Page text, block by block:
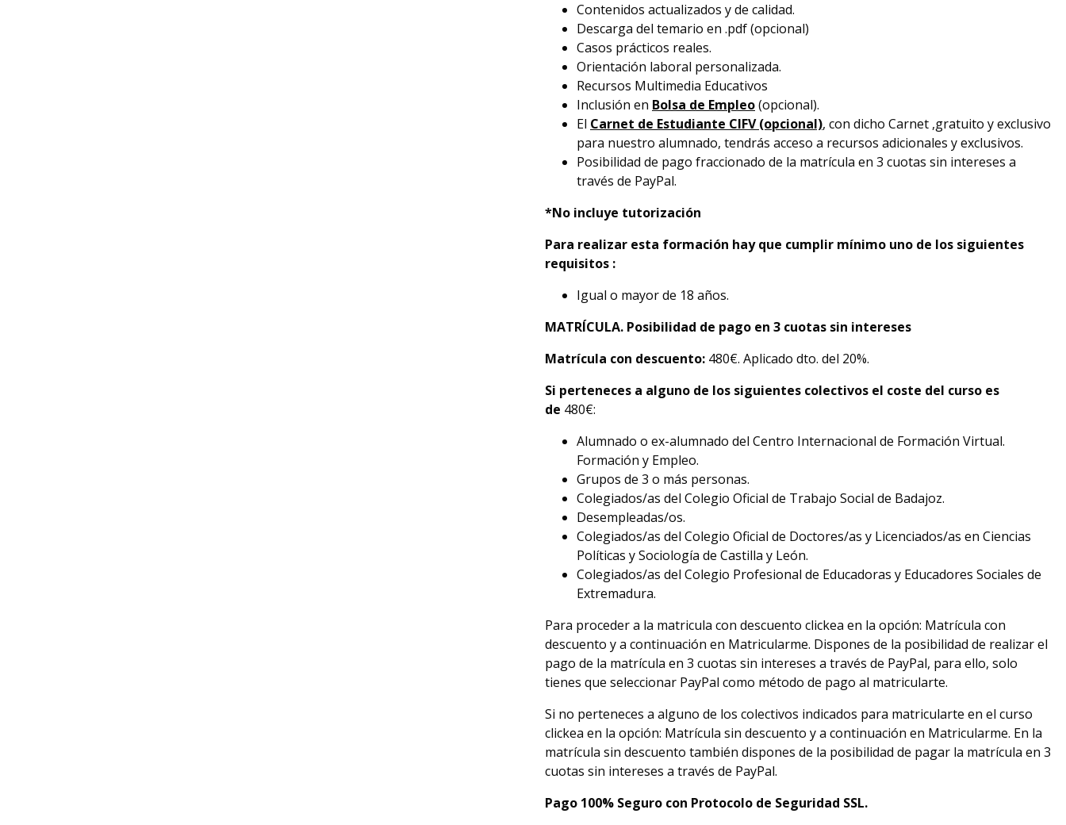
Contenidos actualizados y de calidad.
Descarga del temario en .pdf (opcional)
Casos prácticos reales.
Orientación laboral personalizada.
Recursos Multimedia Educativos
Inclusión en Bolsa de Empleo(opcional).
El Carnet de Estudiante CIFV (opcional), con dicho Carnet ,gratuito y exclusivo
para nuestro alumnado, tendrás acceso a recursos adicionales y exclusivos.
Posibilidad de pago fraccionado de la matrícula en 3 cuotas sin intereses a
través de PayPal.
*No incluye tutorización
Para realizar esta formación hay que cumplir mínimo uno de los siguientes
requisitos :
Igual o mayor de 18 años.
MATRÍCULA. Posibilidad de pago en 3 cuotas sin intereses
Matrícula con descuento: 480€. Aplicado dto. del 20%.
Si perteneces a alguno de los siguientes colectivos el coste del curso es
de 480€:
Alumnado o ex-alumnado del Centro Internacional de Formación Virtual.
Formación y Empleo.
Grupos de 3 o más personas.
Colegiados/as del Colegio Oficial de Trabajo Social de Badajoz.
Desempleadas/os.
Colegiados/as del Colegio Oficial de Doctores/as y Licenciados/as en Ciencias
Políticas y Sociología de Castilla y León.
Colegiados/as del Colegio Profesional de Educadoras y Educadores Sociales de
Extremadura.
Para proceder a la matricula con descuento clickea en la opción: Matrícula con
descuento y a continuación en Matricularme. Dispones de la posibilidad de realizar el
pago de la matrícula en 3 cuotas sin intereses a través de PayPal, para ello, solo
tienes que seleccionar PayPal como método de pago al matricularte.
Si no perteneces a alguno de los colectivos indicados para matricularte en el curso
clickea en la opción: Matrícula sin descuento y a continuación en Matricularme. En la
matrícula sin descuento también dispones de la posibilidad de pagar la matrícula en 3
cuotas sin intereses a través de PayPal.
Pago 100% Seguro con Protocolo de Seguridad SSL.